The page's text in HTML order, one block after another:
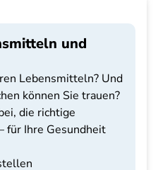
und
Lebensmitteln? Und
können Sie trauen?
die richtige
für Ihre Gesundheit